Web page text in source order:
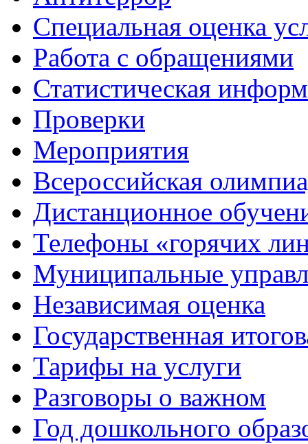
Специальная оценка
Работа с обращениями
Статистическая
Проверки
Мероприятия
Всероссийская
Дистанционное
Телефоны «горячих
Муниципальные
Независимая оценка
Государственная
Тарифы на услуги
Разговоры о важном
Год дошкольного